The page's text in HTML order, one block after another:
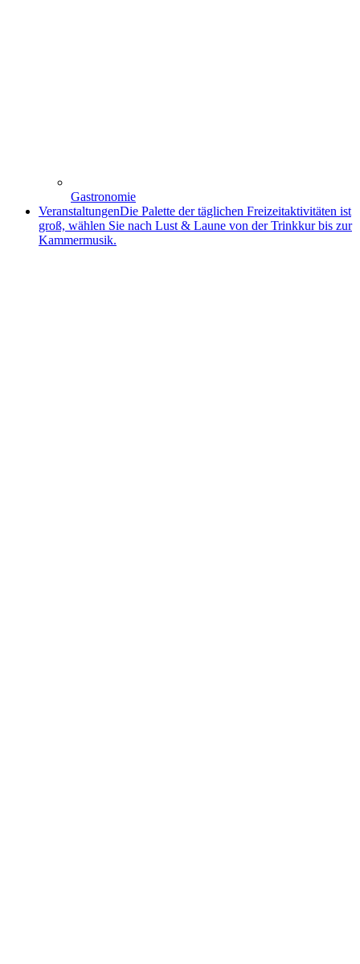
Gastronomie
VeranstaltungenDie Palette der täglichen Freizeitaktivitäten ist
groß, wählen Sie nach Lust & Laune von der Trinkkur bis zur
Kammermusik.